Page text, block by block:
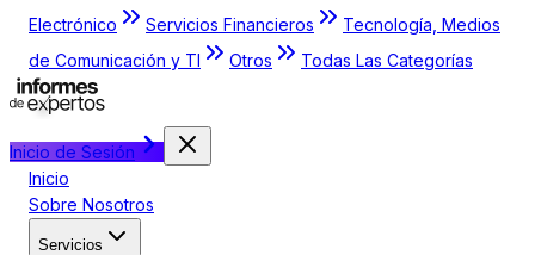
Electrónico
Servicios Financieros
Tecnología, Medios
de Comunicación y TI
Otros Todas Las Categorías
Inicio de Sesión
Inicio
Sobre Nosotros
Servicios